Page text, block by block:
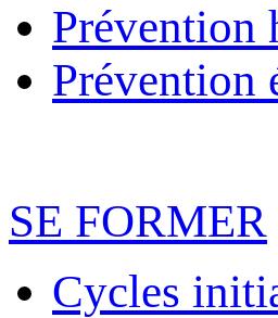
Prévention
Prévention
SE FORMER
Cycles